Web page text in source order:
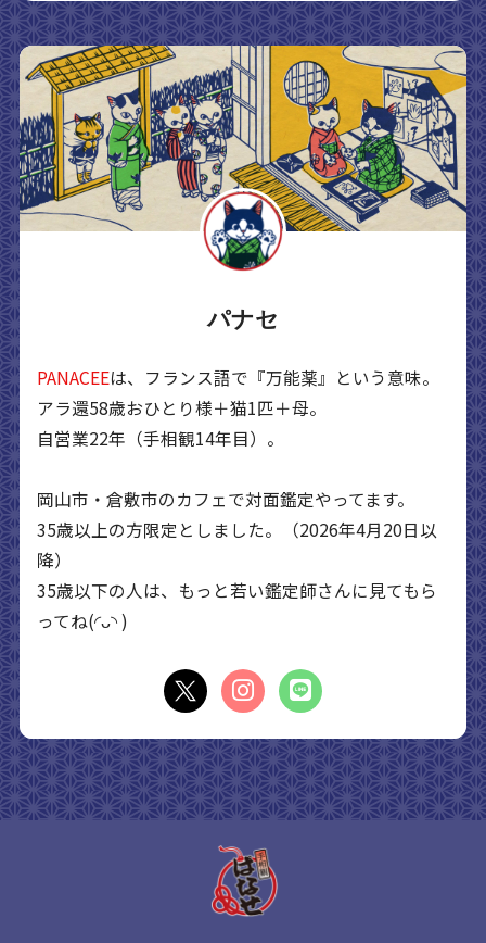
パナセ
PANACEEは、フランス語で『万能薬』という意味。
アラ還58歳おひとり様＋猫1匹＋母。
自営業22年（手相観14年目）。
岡山市・倉敷市のカフェで対面鑑定やってます。
35歳以上の方限定としました。（2026年4月20日以
降）
35歳以下の人は、もっと若い鑑定師さんに見てもら
ってね(◜ᴗ◝ )